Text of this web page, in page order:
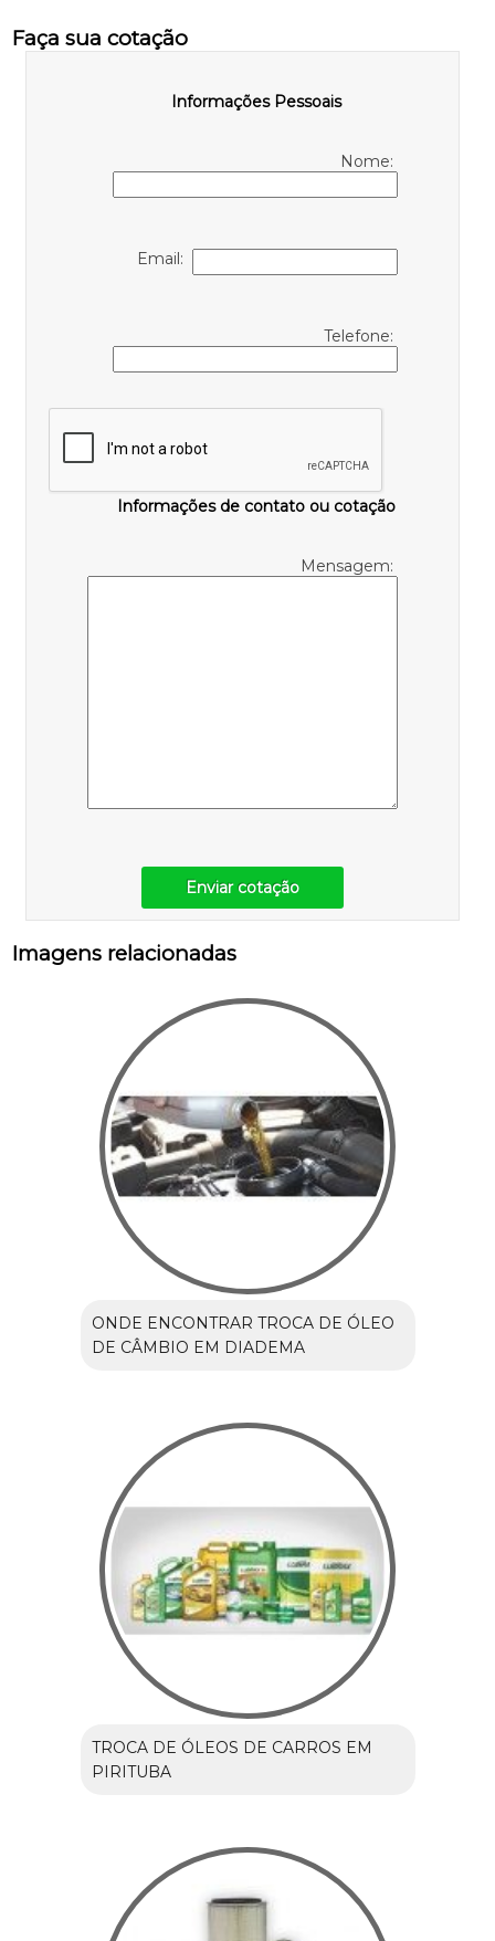
Faça sua cotação
Informações Pessoais
Nome:
Email:
Telefone:
Informações de contato ou cotação
Mensagem:
Enviar cotação
Imagens relacionadas
ONDE ENCONTRAR TROCA DE ÓLEO
DE CÂMBIO EM DIADEMA
TROCA DE ÓLEOS DE CARROS EM
PIRITUBA